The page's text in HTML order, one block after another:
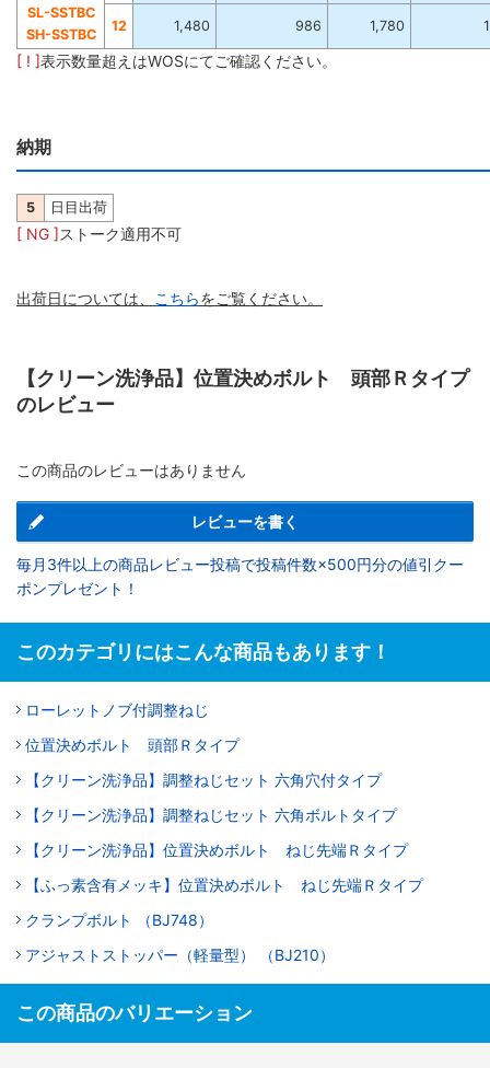
SL-SSTBC
SH-SSTBC
12 1,480 986 1,780
[ ! ]表示数量超えはWOSにてご確認ください。
納期
5 日目出荷
[ NG ]ストーク適用不可
出荷日については、 こちらをご覧ください。
【クリーン洗浄品】位置決めボルト 頭部Ｒタイプ
のレビュー
この商品のレビューはありません
レビューを書く
毎月3件以上の商品レビュー投稿で投稿件数×500円分の値引クー
ポンプレゼント！
このカテゴリにはこんな商品もあります！
ローレットノブ付調整ねじ
位置決めボルト 頭部Ｒタイプ
【クリーン洗浄品】調整ねじセット 六角穴付タイプ
【クリーン洗浄品】調整ねじセット 六角ボルトタイプ
【クリーン洗浄品】位置決めボルト ねじ先端Ｒタイプ
【ふっ素含有メッキ】位置決めボルト ねじ先端Ｒタイプ
クランプボルト （BJ748）
アジャストストッパー（軽量型） （BJ210）
この商品のバリエーション